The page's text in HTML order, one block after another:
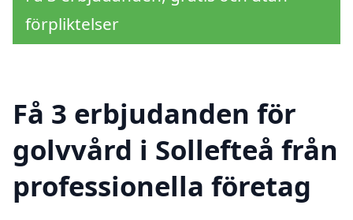
förpliktelser
Få 3 erbjudanden för
golvvård i Sollefteå från
professionella företag